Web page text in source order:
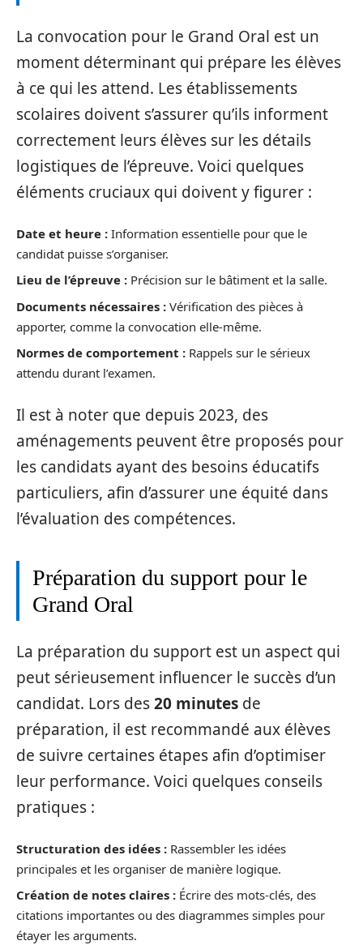
La convocation pour le Grand Oral est un
moment déterminant qui prépare les élèves
à ce qui les attend. Les établissements
scolaires doivent s’assurer qu’ils informent
correctement leurs élèves sur les détails
logistiques de l’épreuve. Voici quelques
éléments cruciaux qui doivent y figurer :
Date et heure : Information essentielle pour que le
candidat puisse s’organiser.
Lieu de l’épreuve : Précision sur le bâtiment et la salle.
Documents nécessaires : Vérification des pièces à
apporter, comme la convocation elle-même.
Normes de comportement : Rappels sur le sérieux
attendu durant l’examen.
Il est à noter que depuis 2023, des
aménagements peuvent être proposés pour
les candidats ayant des besoins éducatifs
particuliers, afin d’assurer une équité dans
l’évaluation des compétences.
Préparation du support pour le
Grand Oral
La préparation du support est un aspect qui
peut sérieusement influencer le succès d’un
candidat. Lors des20 minutes de
préparation, il est recommandé aux élèves
de suivre certaines étapes afin d’optimiser
leur performance. Voici quelques conseils
pratiques :
Structuration des idées : Rassembler les idées
principales et les organiser de manière logique.
Création de notes claires : Écrire des mots-clés, des
citations importantes ou des diagrammes simples pour
étayer les arguments.